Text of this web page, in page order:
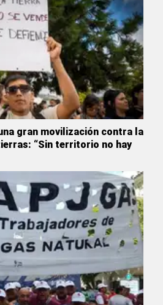
gran movilización contra la
“Sin territorio no hay